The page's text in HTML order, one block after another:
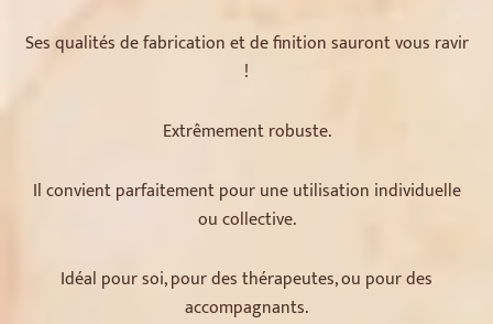
Ses qualités de fabrication et de finition sauront vous ravir
!
Extrêmement robuste.
Il convient parfaitement pour une utilisation individuelle
ou collective.
Idéal pour soi, pour des thérapeutes, ou pour des
accompagnants.